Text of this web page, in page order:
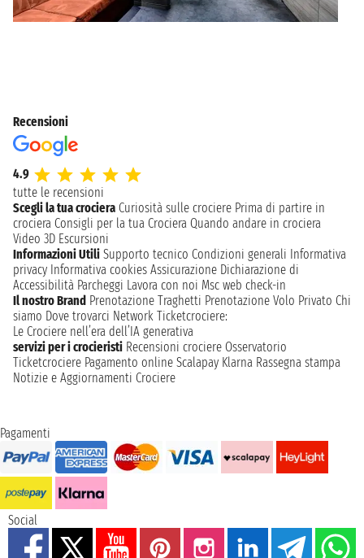
Recensioni
4.9
tutte le recensioni
Scegli la tua crociera Curiosità sulle crociere Prima di partire in
crociera Consigli per la tua Crociera Quando andare in crociera
Video 3D Escursioni
Informazioni Utili Supporto tecnico Condizioni generali Informativa
privacy Informativa cookies Assicurazione Dichiarazione di
Accessibilità Parcheggi Lavora con noi Msc web check-in
Il nostro Brand Prenotazione Traghetti Prenotazione Volo Privato Chi
siamo Dove trovarci Network Ticketcrociere:
Le Crociere nell’era dell’IA generativa
servizi per i crocieristi Recensioni crociere Osservatorio
Ticketcrociere Pagamento online Scalapay Klarna Rassegna stampa
Notizie e Aggiornamenti Crociere
Pagamenti
Social